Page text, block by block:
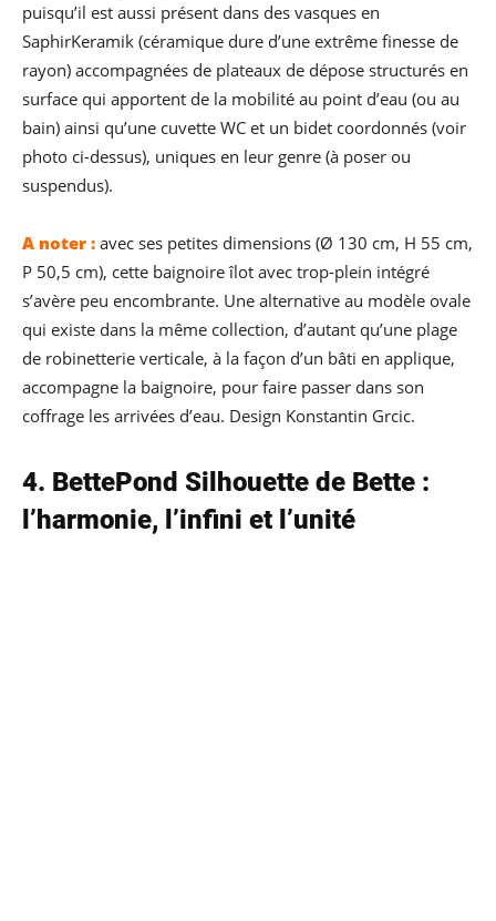
puisqu’il est aussi présent dans des vasques en
SaphirKeramik (céramique dure d’une extrême finesse de
rayon) accompagnées de plateaux de dépose structurés en
surface qui apportent de la mobilité au point d’eau (ou au
bain) ainsi qu’une cuvette WC et un bidet coordonnés (voir
photo ci-dessus), uniques en leur genre (à poser ou
suspendus).
A noter : avec ses petites dimensions (Ø 130 cm, H 55 cm,
P 50,5 cm), cette baignoire îlot avec trop-plein intégré
s’avère peu encombrante. Une alternative au modèle ovale
qui existe dans la même collection, d’autant qu’une plage
de robinetterie verticale, à la façon d’un bâti en applique,
accompagne la baignoire, pour faire passer dans son
coffrage les arrivées d’eau. Design Konstantin Grcic.
4. BettePond Silhouette de Bette :
l’harmonie, l’infini et l’unité